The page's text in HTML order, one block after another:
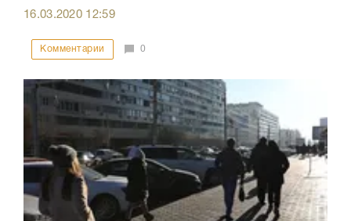
16.03.2020 12:59
Комментарии 0